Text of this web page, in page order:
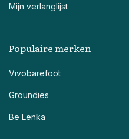
Mijn verlanglijst
Populaire merken
Vivobarefoot
Groundies
Be Lenka